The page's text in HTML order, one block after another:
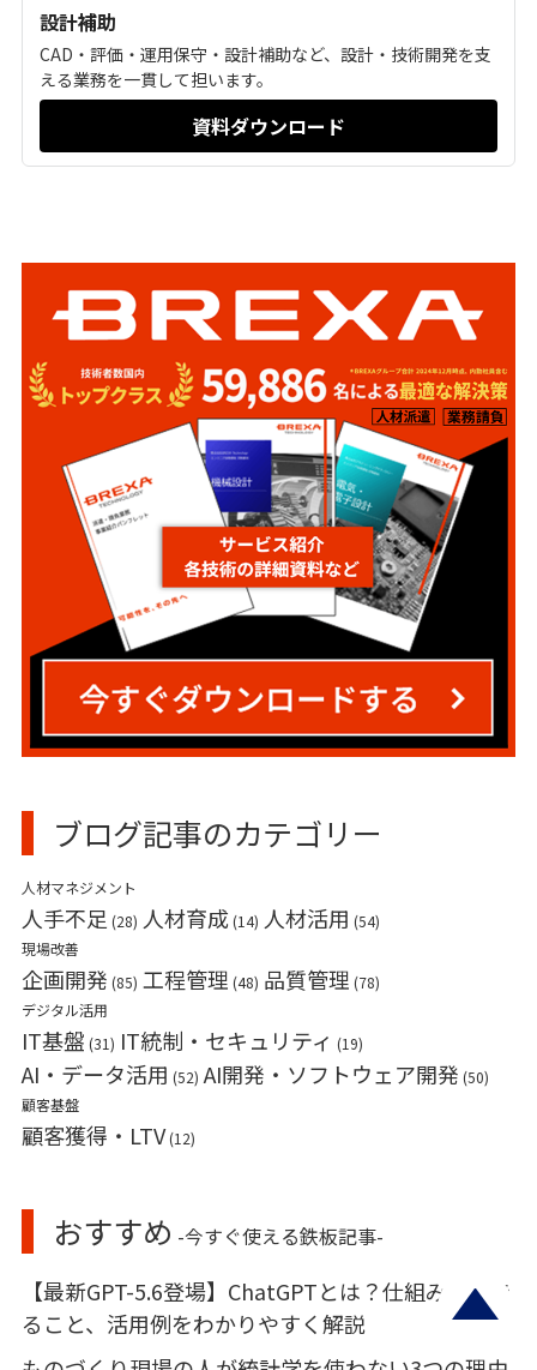
設計補助
CAD・評価・運用保守・設計補助など、設計・技術開発を支
える業務を一貫して担います。
資料ダウンロード
ブログ記事のカテゴリー
人材マネジメント
人手不足 (28) 人材育成 (14) 人材活用 (54)
現場改善
企画開発 (85) 工程管理 (48) 品質管理 (78)
デジタル活用
IT基盤 (31) IT統制・セキュリティ (19)
AI・データ活用 (52) AI開発・ソフトウェア開発 (50)
顧客基盤
顧客獲得・LTV(12)
おすすめ -今すぐ使える鉄板記事-
【最新GPT-5.6登場】ChatGPTとは？仕組みやでき
ること、活用例をわかりやすく解説